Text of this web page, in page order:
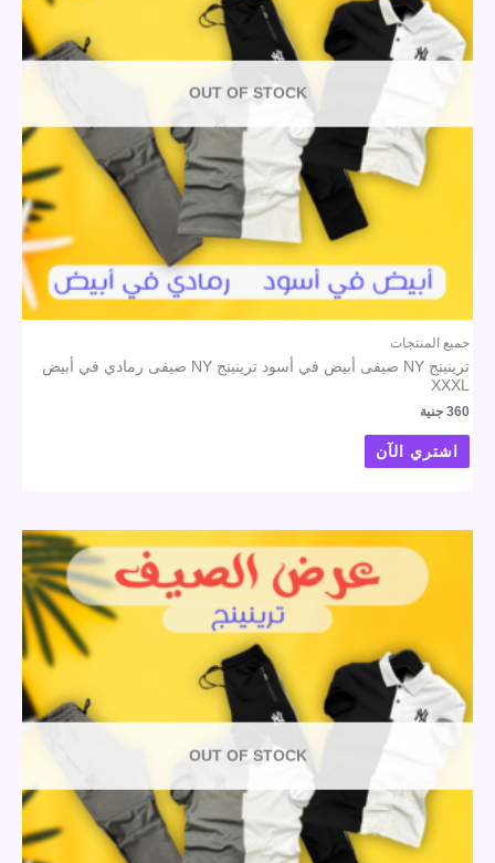
OUT OF STOCK
جميع المنتجات
ترينينج NY صيفى أبيض في أسود ترينينج NY صيفى رمادي في أبيض
XXXL
360 جنية
اشتري الآن
OUT OF STOCK